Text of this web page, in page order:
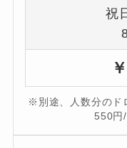
祝
※別途、人数分のド
550円